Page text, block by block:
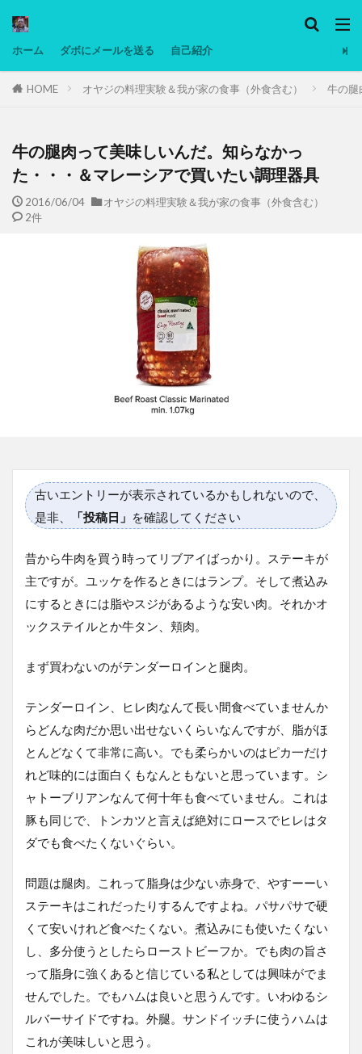
ホーム ダボにメールを送る 自己紹介
HOME オヤジの料理実験＆我が家の食事（外食含む） 牛の腿
牛の腿肉って美味しいんだ。知らなかっ
た・・・＆マレーシアで買いたい調理器具
2016/06/04
オヤジの料理実験＆我が家の食事（外食含む）
2件
古いエントリーが表示されているかもしれないので、
是非、
「投稿日」 を確認してください
昔から牛肉を買う時ってリブアイばっかり。ステーキが
主ですが。ユッケを作るときにはランプ。そして煮込み
にするときには脂やスジがあるような安い肉。それかオ
ックステイルとか牛タン、頬肉。
まず買わないのがテンダーロインと腿肉。
テンダーロイン、ヒレ肉なんて長い間食べていませんか
らどんな肉だか思い出せないくらいなんですが、脂がほ
とんどなくて非常に高い。でも柔らかいのはピカ一だけ
れど味的には面白くもなんともないと思っています。シ
ャトーブリアンなんて何十年も食べていません。これは
豚も同じで、トンカツと言えば絶対にロースでヒレはタ
ダでも食べたくないぐらい。
問題は腿肉。これって脂身は少ない赤身で、やすーーい
ステーキはこれだったりするんですよね。パサパサで硬
くて安いけれど食べたくない。煮込みにも使いたくない
し、多分使うとしたらローストビーフか。でも肉の旨さ
って脂身に強くあると信じている私としては興味がでま
せんでした。でもハムは良いと思うんです。いわゆるシ
ルバーサイドですね。外腿。サンドイッチに使うハムは
これが美味しいと思う。
タグ
マレーシア動画
ヨーグルト
低温調理・スロークッカー
低糖質ダイエット
備忘録
動画 日本人村社会 脱水シート